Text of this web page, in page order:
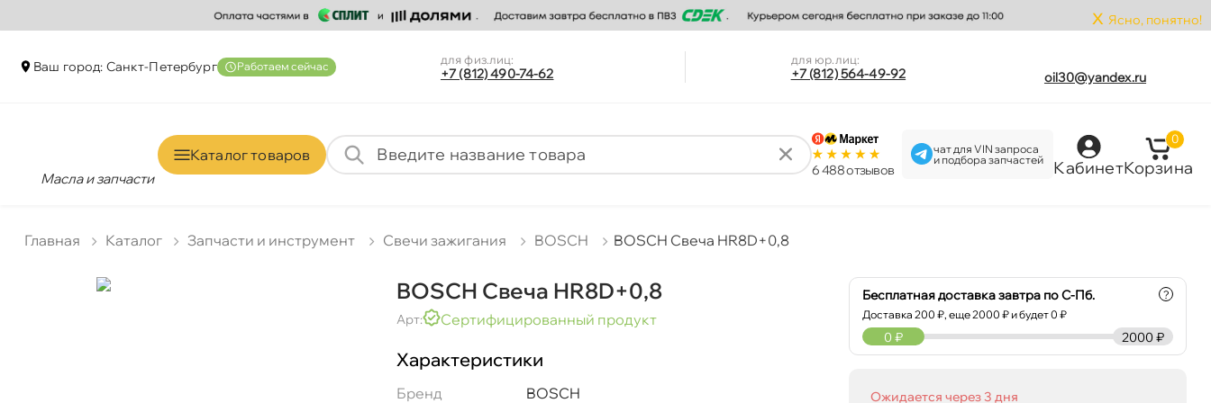
x Ясно, понятно!
аш город: Санкт-Петербур Работаем сейчас для физ.лиц:
+7 (812) 490-74-62
для юр.лиц:
+7 (812) 564-49-92 oil30@yandex.ru
Масла и запчасти
Каталог товаро
6 488 отзыво
чат для VIN запроса
и подбора запчастей
Кабинет
0
Корзина
Главная Катало Запчасти и инструмент Свечи зажигания BOSCH BOSCH Свеча HR8D+0,8
BOSCH Свеча HR8D+0,8
Арт: Сертифицированный продукт
Характеристики
Бренд
BOSCH
Бесплатная доставка завтра по С-Пб.
Доставка200 ₽, еще2000 ₽ и будет 0 ₽
?
2000 ₽
0 ₽
Ожидается через 3 дня
0 ₽